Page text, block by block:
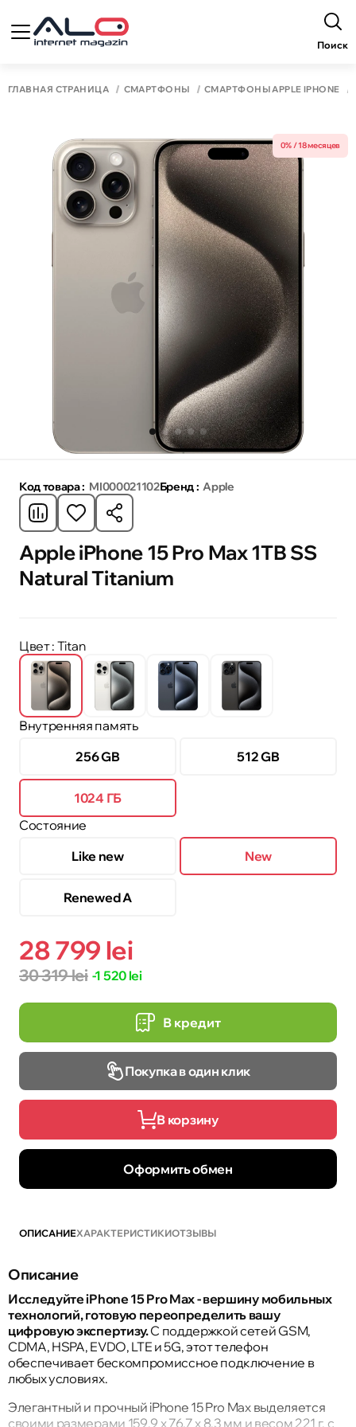
Поиск
ГЛАВНАЯ СТРАНИЦА СМАРТФОНЫ СМАРТФОНЫ APPLE IPHONE
0% / 18 месяцев
Код товара : MI000021102Бренд : Apple
Apple iPhone 15 Pro Max 1TB SS
Natural Titanium
Цвет: Titan
Внутренняя память
256 GB
512 GB
1024 ГБ
Состояние
Like new
New
Renewed A
28 799 lei
30 319 lei -1 520 lei
В кредит
Покупка в один клик
В корзину
Оформить обмен
ОПИСАНИЕХАРАКТЕРИСТИКИОТЗЫВЫ
Описание
Исследуйте iPhone 15 Pro Max - вершину мобильных
технологий, готовую переопределить вашу
цифровую экспертизу.С поддержкой сетей GSM,
CDMA, HSPA, EVDO, LTE и 5G, этот телефон
обеспечивает бескомпромиссное подключение в
любых условиях.
Элегантный и прочный iPhone 15 Pro Max выделяется
своими размерами 159,9 x 76,7 x 8,3 мм и весом 221 г, с